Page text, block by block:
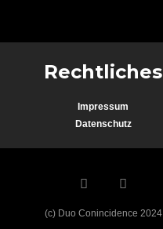
Rechtliches
Impressum
Datenschutz
(c) Duo Conincidence 2024